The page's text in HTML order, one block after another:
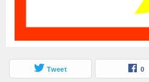
Tweet 0